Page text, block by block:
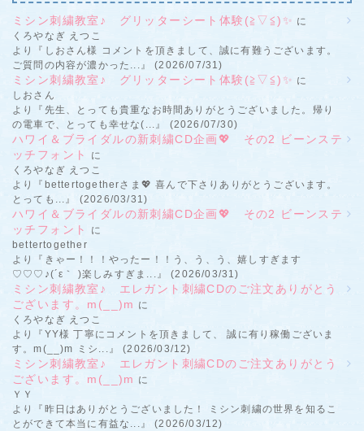
ミシン刺繍教室♪ グリッターシート体験(≧▽≦)✨ に
くろやなぎ えつこ
より『しおさん様 コメントを頂きまして、誠に有難うございます。
ご質問の内容が濃かった...』 (2026/07/31)
ミシン刺繍教室♪ グリッターシート体験(≧▽≦)✨ に
しおさん
より『先生、とっても貴重なお時間ありがとうございました。帰り
の電車で、とっても幸せな(...』 (2026/07/30)
ハワイ＆ブライダルの新刺繍CD企画💖 その2 ビーンステ
ッチフォント
に
くろやなぎ えつこ
より『bettertogetherさま💖 喜んで下さりありがとうございます。
とっても...』 (2026/03/31)
ハワイ＆ブライダルの新刺繍CD企画💖 その2 ビーンステ
ッチフォント
に
bettertogether
より『きゃー！！！やったー！！う、う、う、嬉しすぎます
♡♡♡♪(´ε｀ )楽しみすぎま...』 (2026/03/31)
ミシン刺繍教室♪ エレガント刺繍CDのご注文ありがとう
ございます。m(__)m に
くろやなぎ えつこ
より『YY様 丁寧にコメントを頂きまして、 誠に有り稼働ございま
す。m(__)m ミシ...』 (2026/03/12)
ミシン刺繍教室♪ エレガント刺繍CDのご注文ありがとう
ございます。m(__)m に
ＹＹ
より『昨日はありがとうございました！ ミシン刺繍の世界を知るこ
とができて本当に有益な...』 (2026/03/12)